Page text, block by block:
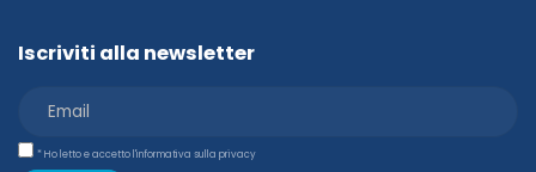
Iscriviti alla newsletter
* Ho letto e accetto l'informativa sulla privacy